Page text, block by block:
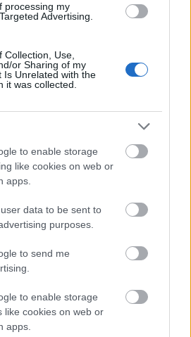
processing my
Advertising.
Use,
or Sharing of my
Is Unrelated with the
it was collected.
to enable storage
like cookies on web or
apps.
data to be sent to
purposes.
to send me
to enable storage
like cookies on web or
apps.
az is szerepel, hogy ki
vehet igénybe.
tudatlan emberek
utazni vágyókat! Mégis
Miért kell ilyen
hozni tizenéves
alapon akarja ő
a gyerek mikor, kivel
igazolvány minden helyi
érvényes, 2 fő részére,
tájékoztatni a kedves
erről.
lehettem jelen az
hetekben én is
és remélem
személyesen is megbeszélni